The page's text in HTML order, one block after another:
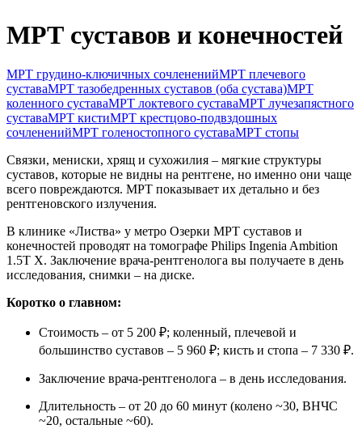
Маммология
Неврология
Оториноларингология (ЛОР)
Офтальмология
Педиатрия
Ревматология
Терапия
Травматология-ортопедия
Урология
Хирургия
Эндокринология
МРТ суставов и конечностей
МРТ грудино-ключичных сочлененийМРТ плечевого
суставаМРТ тазобедренных суставов (оба сустава)МРТ
коленного суставаМРТ локтевого суставаМРТ лучезапястного
суставаМРТ кистиМРТ крестцово-подвздошных
сочлененийМРТ голеностопного суставаМРТ стопы
Связки, мениски, хрящ и сухожилия – мягкие структуры
суставов, которые не видны на рентгене, но именно они чаще
всего повреждаются. МРТ показывает их детально и без
рентгеновского излучения.
В клинике «Листва» у метро Озерки МРТ суставов и
конечностей проводят на томографе Philips Ingenia Ambition
1.5T X. Заключение врача-рентгенолога вы получаете в день
исследования, снимки – на диске.
Коротко о главном:
Стоимость – от 5 200 ₽; коленный, плечевой и
большинство суставов – 5 960 ₽; кисть и стопа – 7 330 ₽.
Заключение врача-рентгенолога – в день исследования.
Длительность – от 20 до 60 минут (колено ~30, ВНЧС
~20, остальные ~60).